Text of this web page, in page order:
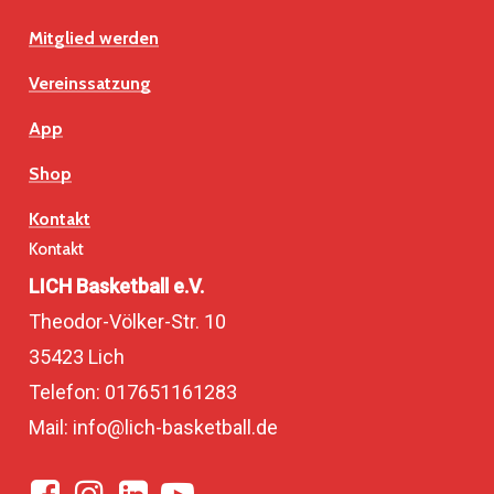
Mitglied werden
Vereinssatzung
App
Shop
Kontakt
Kontakt
LICH Basketball e.V.
Theodor-Völker-Str. 10
35423 Lich
Telefon: 017651161283
Mail: info@lich-basketball.de